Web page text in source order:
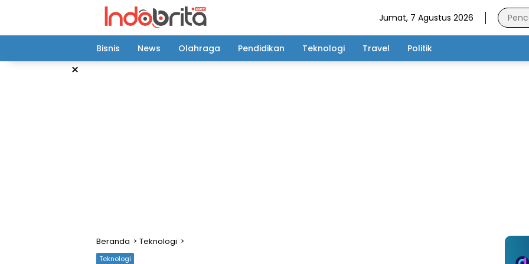
Jumat, 7 Agustus 2026
Bisnis News Olahraga Pendidikan Teknologi Travel Politik
×
Beranda Teknologi
Teknologi